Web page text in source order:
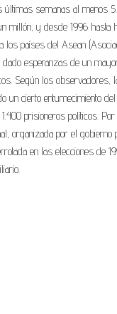
semanas al menos
millón, y desde 1996
países del Asean
esperanzas de un
Según los
un cierto entumecimiento
prisioneros políticos.
organizada por el
en las elecciones de